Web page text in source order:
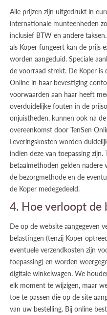
Alle prijzen zijn uitgedrukt in
internationale munteenheden
inclusief BTW en andere
als Koper fungeert kan de prijs
worden aangeduid. Speciale
de voorraad strekt. De Koper is
Online in haar bevestiging
voorwaarden aan haar heeft
overduidelijke fouten in de
onjuistheden, kunnen ook na
overeenkomst door TenSen
Leveringskosten worden
indien deze van toepassing zijn.
betaalmethoden gelden
de bezorgmethode en de
de Koper medegedeeld.
4. Hoe verloopt de
De op de website aangegeven
belastingen (tenzij Koper
eventuele verzendkosten zijn
toepassing) en worden
digitale winkelwagen. We
elk moment te wijzigen, maar
toe te passen die op de site
van uw bestelling. Bij online